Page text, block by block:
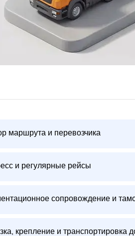
маршрута и перевозчика
и регулярные рейсы
сопровождение и
крепление и транспортировка